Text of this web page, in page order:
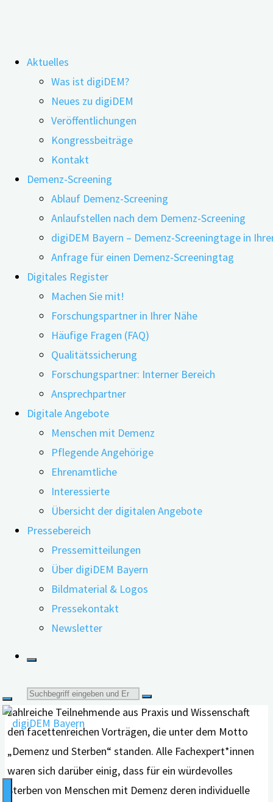
Inhalt
springen
Aktuelles
Was ist digiDEM?
Neues zu digiDEM
Veröffentlichungen
Kongressbeiträge
Kontakt
Demenz-Screening
Ablauf Demenz-Screening
Anlaufstellen nach dem Demenz-Screening
digiDEM Bayern – Demenz-Screeningtage in
Anfrage für einen Demenz-Screeningtag
Digitales Register
Machen Sie mit!
Forschungspartner in Ihrer Nähe
Häufige Fragen (FAQ)
Qualitätssicherung
Forschungspartner: Interner Bereich
Ansprechpartner
Digitale Angebote
Menschen mit Demenz
Pflegende Angehörige
Ehrenamtliche
Interessierte
Übersicht der digitalen Angebote
Pressebereich
Pressemitteilungen
Über digiDEM Bayern
Bildmaterial & Logos
Pressekontakt
Newsletter
Suche
nach:
7. Bayerischer Fachtag Demenz in
Landshut: digiDEM Bayern-Team war
dabei
24.06.2026
Das digiDEM Bayern-Team unter der Leitung von
digiDEM Bayern-Projektleiter Prof. Dr. med. Peter
Kolominsky-Rabas war zu Gast beim 7. Bayerischen
Fachtag Demenz am 8. November 2022 in Landshut.
Zu der ganztägigen Veranstaltung eingeladen hatte
das Bayerische Staatsministerium für Gesundheit
und Pflege.
digiDEM Bayern-Projektleiter Prof. Dr. med. Peter
Kolominsky-Rabas und die Neurolinguistin und
Pädagogin Nadja Limmer von der
In den vollbesetzten Stadtsälen Bernlochner lauschten
zahlreiche Teilnehmende aus Praxis und Wissenschaft
den facettenreichen Vorträgen, die unter dem Motto
„Demenz und Sterben“ standen. Alle Fachexpert*innen
waren sich darüber einig, dass für ein würdevolles
Sterben von Menschen mit Demenz deren individuelle